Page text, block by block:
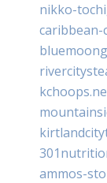
nikko-
caribbean-
ammos-